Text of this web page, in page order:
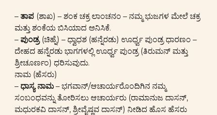
– ತಾಪ (ಶಾಖ) – ಶಂಕ ಚಕ್ರ ಲಾಂಚನಂ – ನಮ್ಮ ಭುಜಗಳ ಮೇಲೆ ಚಕ್ರ
ಮತ್ತು ಶಂಕೆಯ ಬಿಸಿಯಾದ ಅನಿಸಿಕೆ.
– ಪುಂಡ್ರ (ಚಿಹ್ನೆ) – ಧ್ವಾಧಶ (ಹನ್ನೆರಡು) ಊರ್ಧ್ವ ಪುಂಡ್ರ ಧಾರಣಂ –
ದೇಹದ ಹನ್ನೆರಡು ಭಾಗಗಳಲ್ಲಿ ಊರ್ಧ್ವ ಪುಂಡ್ರ (ತಿರುಮನ್ ಮತ್ತು
ಶ್ರೀಚೂರ್ಣಂ) ಧರಿಸುವುದು.
ನಾಮ (ಹೆಸರು)
– ಧಾಸ್ಯ ನಾಮ – ಭಗವಾನ್/ಆಚಾರ್ಯರೊಂದಿಗಿನ ನಮ್ಮ
ಸಂಬಂಧವನ್ನು ತೋರಿಸಲು ಆಚಾರ್ಯರು (ರಾಮಾನುಜ ದಾಸನ್,
ಮಧುರಕವಿ ದಾಸನ್, ಶ್ರೀವೈಷ್ಣವ ದಾಸನ್) ನೀಡಿದ ಹೊಸ ಹೆಸರು